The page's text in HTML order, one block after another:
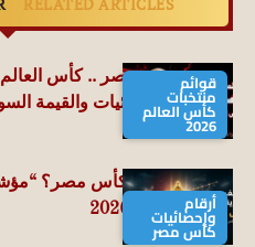
RELATED ARTICLES
قوائم
منتخبات
كأس العالم
2026
الأرقام والإحصائيات والقيمة
أرقام
وإحصائيات
كأس مصر
من الأقوى في كأس مصر؟ “مؤشر
يجيب | محدث 2026